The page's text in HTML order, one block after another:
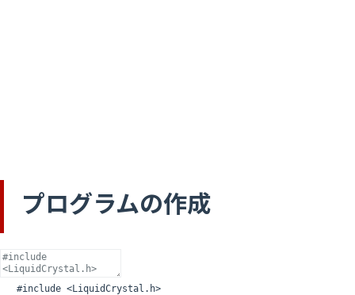
プログラムの作成
#include <LiquidCrystal.h>